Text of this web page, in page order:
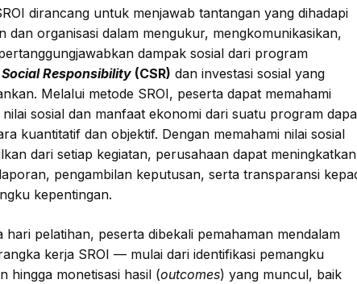
dirancang untuk menjawab tantangan yang dihadapi
dan organisasi dalam mengukur, mengkomunikasikan,
dampak sosial dari program
Responsibility (CSR) dan investasi sosial yang
Melalui metode SROI, peserta dapat memahami
nilai sosial dan manfaat ekonomi dari suatu program
kuantitatif dan objektif. Dengan memahami nilai sosial
dari setiap kegiatan, perusahaan dapat meningkatkan
pengambilan keputusan, serta transparansi
kepentingan.
hari pelatihan, peserta dibekali pemahaman mendalam
kerja SROI — mulai dari identifikasi pemangku
hingga monetisasi hasil (outcomes) yang muncul, baik